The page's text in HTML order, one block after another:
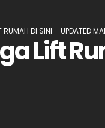
RUMAH DI SINI – UPDATED
Lift